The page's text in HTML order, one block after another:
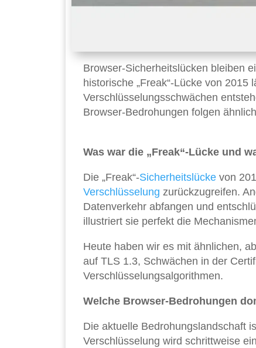
Browser-Sicherheitslücken bleiben
historische „Freak“-Lücke von
Verschlüsselungsschwächen
Browser-Bedrohungen folgen
Was war die „Freak“-Lücke und
Die „Freak“-Sicherheitslücke von
Verschlüsselung zurückzugreifen.
Datenverkehr abfangen und
illustriert sie perfekt die
Heute haben wir es mit ähnlichen,
auf TLS 1.3, Schwächen in der
Verschlüsselungsalgorithmen.
Welche Browser-Bedrohungen
Die aktuelle Bedrohungslandschaft
Verschlüsselung wird schrittweise